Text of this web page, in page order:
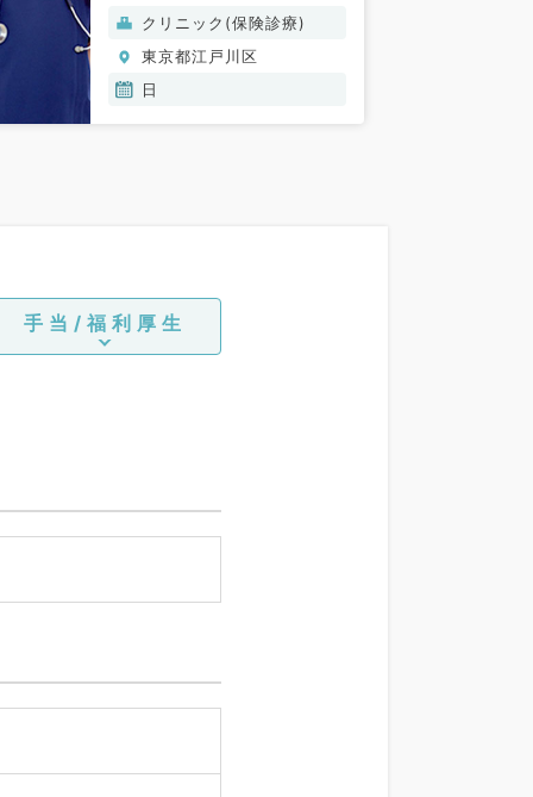
クリニック(保険診療)
東京都江戸川区
日
手当/福利厚生